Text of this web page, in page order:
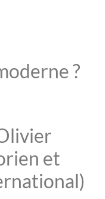
?
et